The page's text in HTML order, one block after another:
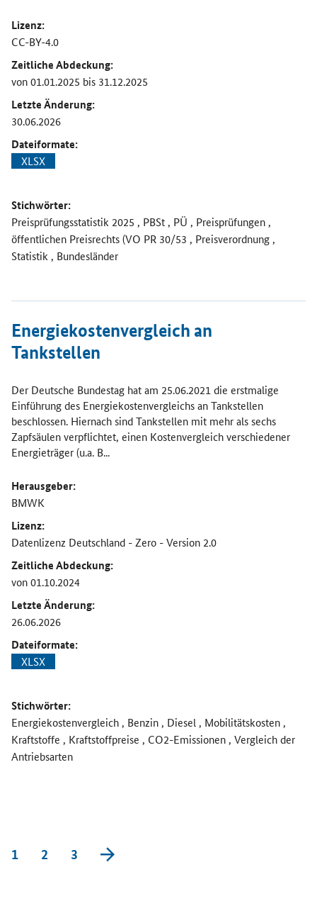
Lizenz:
CC-BY-4.0
Zeitliche Abdeckung:
von 01.01.2025 bis 31.12.2025
Letzte Änderung:
30.06.2026
Dateiformate:
XLSX
Stichwörter:
Preisprüfungsstatistik 2025 , PBSt , PÜ , Preisprüfungen ,
öffentlichen Preisrechts (VO PR 30/53 , Preisverordnung ,
Statistik , Bundesländer
Energiekostenvergleich an
Tankstellen
Der Deutsche Bundestag hat am 25.06.2021 die erstmalige
Einführung des Energiekostenvergleichs an Tankstellen
beschlossen. Hiernach sind Tankstellen mit mehr als sechs
Zapfsäulen verpflichtet, einen Kostenvergleich verschiedener
Energieträger (u.a. B...
Herausgeber:
BMWK
Lizenz:
Datenlizenz Deutschland - Zero - Version 2.0
Zeitliche Abdeckung:
von 01.10.2024
Letzte Änderung:
26.06.2026
Dateiformate:
XLSX
Stichwörter:
Energiekostenvergleich , Benzin , Diesel , Mobilitätskosten ,
Kraftstoffe , Kraftstoffpreise , CO2-Emissionen , Vergleich der
Antriebsarten
Öffnet Einzelsicht
1 2 3 vorwärts blättern